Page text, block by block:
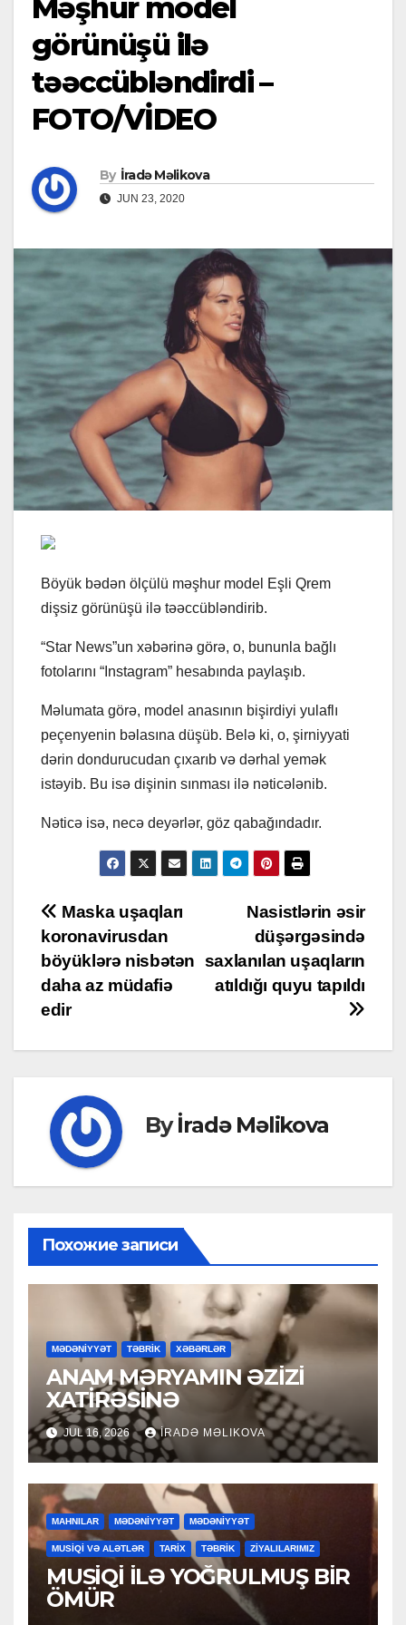
Məşhur model
görünüşü ilə
təəccübləndirdi –
FOTO/VİDEO
By İradə Məlikova
JUN 23, 2020
Böyük bədən ölçülü məşhur model Eşli Qrem
dişsiz görünüşü ilə təəccübləndirib.
“Star News”un xəbərinə görə, o, bununla bağlı
fotolarını “Instagram” hesabında paylaşıb.
Məlumata görə, model anasının bişirdiyi yulaflı
peçenyenin bəlasına düşüb. Belə ki, o, şirniyyati
dərin dondurucudan çıxarıb və dərhal yemək
istəyib. Bu isə dişinin sınması ilə nəticələnib.
Nəticə isə, necə deyərlər, göz qabağındadır.
Post
navigation
Nasistlərin əsir
düşərgəsində
saxlanılan uşaqların
atıldığı quyu tapıldı
Maska uşaqları
koronavirusdan
böyüklərə nisbətən
daha az müdafiə
edir
Byİradə Məlikova
Похожие записи
MƏDƏNİYYƏT TƏBRİK XƏBƏRLƏR
ANAM MƏRYAMIN ƏZİZİ
XATİRƏSİNƏ
JUL 16, 2026 İRADƏ MƏLIKOVA
MAHNILAR MƏDƏNİYYƏT MƏDƏNİYYƏT
MUSİQİ VƏ ALƏTLƏR TARİX TƏBRİK ZİYALILARIMIZ
MUSİQİ İLƏ YOĞRULMUŞ BİR
ÖMÜR